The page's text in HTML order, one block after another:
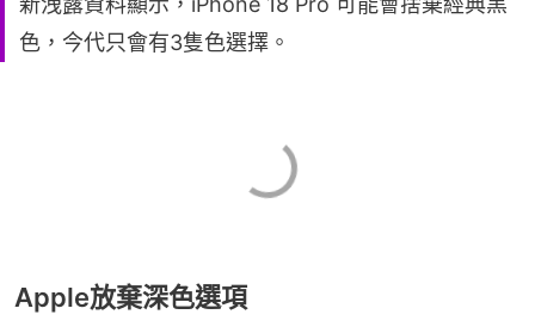
色，今代只會有3隻色選擇。
Apple放棄深色選項